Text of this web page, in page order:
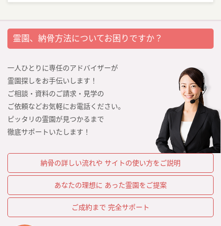
霊園、納骨方法についてお困りですか？
一人ひとりに専任のアドバイザーが
霊園探しをお手伝いします！
ご相談・資料のご請求・見学の
ご依頼などお気軽にお電話ください。
ピッタリの霊園が見つかるまで
徹底サポートいたします！
納骨の詳しい流れや サイトの使い方をご説明
あなたの理想に あった霊園をご提案
ご成約まで 完全サポート